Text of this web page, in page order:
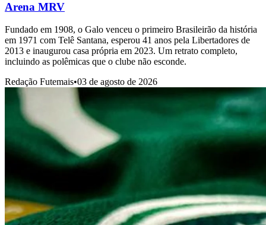
Arena MRV
Fundado em 1908, o Galo venceu o primeiro Brasileirão da história
em 1971 com Telê Santana, esperou 41 anos pela Libertadores de
2013 e inaugurou casa própria em 2023. Um retrato completo,
incluindo as polêmicas que o clube não esconde.
Redação Futemais•03 de agosto de 2026